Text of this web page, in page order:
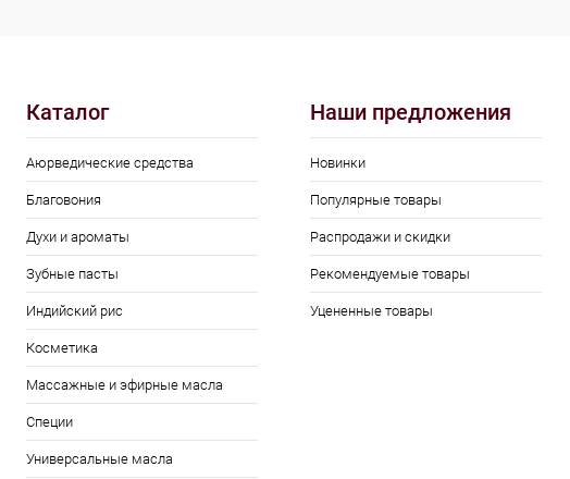
Каталог
Аюрведические средства
Благовония
Духи и ароматы
Зубные пасты
Индийский рис
Косметика
Массажные и эфирные масла
Специи
Универсальные масла
Наши предложения
Новинки
Популярные товары
Распродажи и скидки
Рекомендуемые товары
Уцененные товары